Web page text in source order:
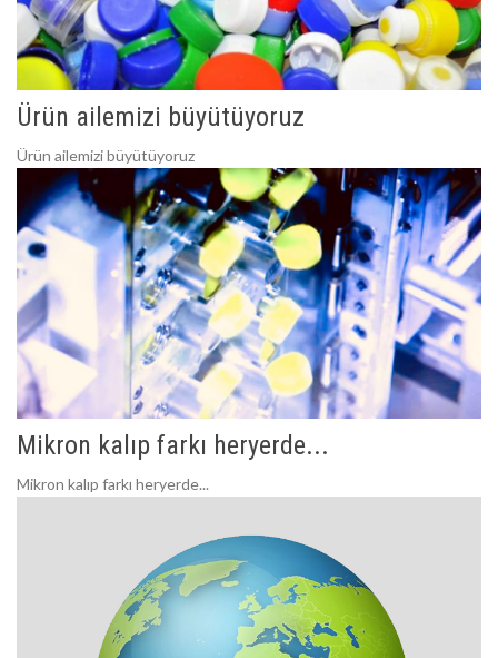
Ürün ailemizi büyütüyoruz
Ürün ailemizi büyütüyoruz
Mikron kalıp farkı heryerde...
Mikron kalıp farkı heryerde...